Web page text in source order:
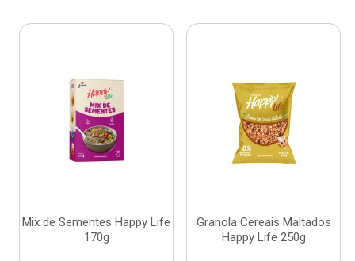
Mix de Sementes Happy Life
170g
Granola Cereais Maltados
Happy Life 250g